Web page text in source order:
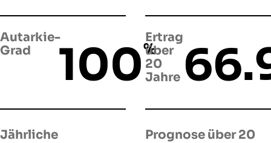
Autarkie-
Grad
100%
Ertrag
über
20
Jahre
Jährliche
Prognose über 20